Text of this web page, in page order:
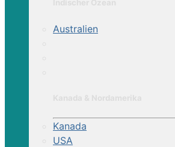
Australien
Kanada
USA